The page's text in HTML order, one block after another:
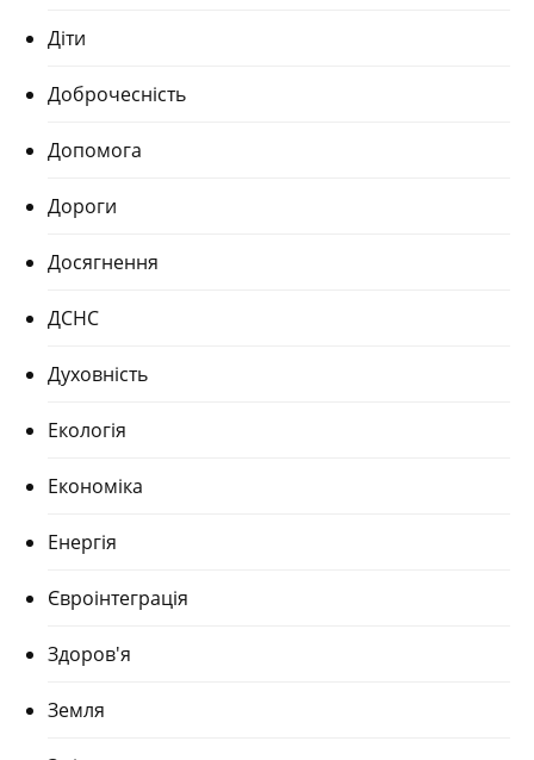
Діти
Доброчесність
Допомога
Дороги
Досягнення
ДСНС
Духовність
Екологія
Економіка
Енергія
Євроінтеграція
Здоров'я
Земля